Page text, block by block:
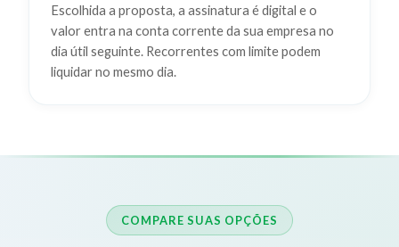
Escolhida a proposta, a assinatura é digital e o
valor entra na conta corrente da sua empresa no
dia útil seguinte. Recorrentes com limite podem
liquidar no mesmo dia.
COMPARE SUAS OPÇÕES